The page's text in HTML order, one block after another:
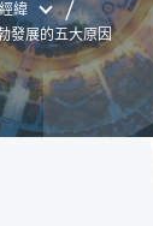
緯
發展的五大原因